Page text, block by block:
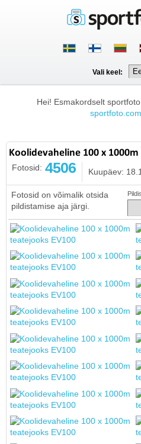
Vali keel:
Hei! Esmakordselt
Koolidevaheline 100 x
Fotosid: 4506 Kuupäev:
Fotosid on võimalik otsida
pildistamise aja järgi.